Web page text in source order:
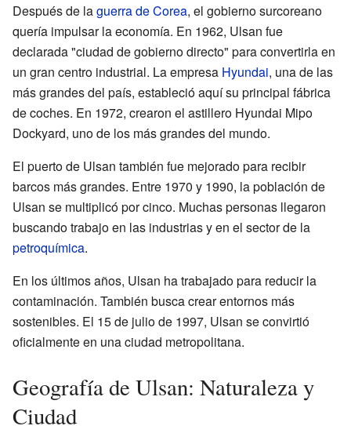
Después de laguerra de Corea, el gobierno surcoreano
quería impulsar la economía. En 1962, Ulsan fue
declarada "ciudad de gobierno directo" para convertirla en
un gran centro industrial. La empresa Hyundai, una de las
más grandes del país, estableció aquí su principal fábrica
de coches. En 1972, crearon el astillero Hyundai Mipo
Dockyard, uno de los más grandes del mundo.
El puerto de Ulsan también fue mejorado para recibir
barcos más grandes. Entre 1970 y 1990, la población de
Ulsan se multiplicó por cinco. Muchas personas llegaron
buscando trabajo en las industrias y en el sector de la
petroquímica.
En los últimos años, Ulsan ha trabajado para reducir la
contaminación. También busca crear entornos más
sostenibles. El 15 de julio de 1997, Ulsan se convirtió
oficialmente en una ciudad metropolitana.
Geografía de Ulsan: Naturaleza y
Ciudad